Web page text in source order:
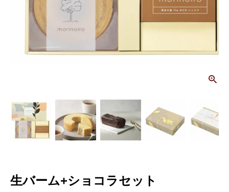
生バーム+ショコラセット